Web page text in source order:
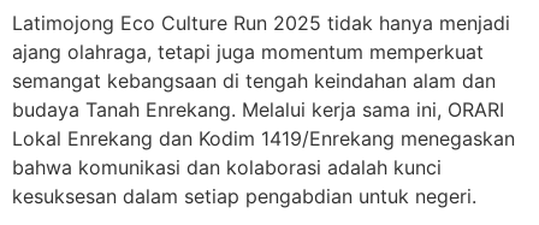
Latimojong Eco Culture Run 2025 tidak hanya menjadi
ajang olahraga, tetapi juga momentum memperkuat
semangat kebangsaan di tengah keindahan alam dan
budaya Tanah Enrekang. Melalui kerja sama ini, ORARI
Lokal Enrekang dan Kodim 1419/Enrekang menegaskan
bahwa komunikasi dan kolaborasi adalah kunci
kesuksesan dalam setiap pengabdian untuk negeri.